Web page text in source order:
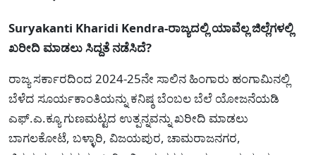
Suryakanti Kharidi Kendra-ರಾಜ್ಯದಲ್ಲಿ ಯಾವೆಲ್ಲ ಜಿಲ್ಲೆಗಳಲ್ಲಿ
ಖರೀದಿ ಮಾಡಲು ಸಿದ್ದತೆ ನಡೆಸಿದೆ?
ರಾಜ್ಯ ಸರ್ಕಾರದಿಂದ 2024-25ನೇ ಸಾಲಿನ ಹಿಂಗಾರು ಹಂಗಾಮಿನಲ್ಲಿ
ಬೆಳೆದ ಸೂರ್ಯಕಾಂತಿಯನ್ನು ಕನಿಷ್ಠ ಬೆಂಬಲ ಬೆಲೆ ಯೋಜನೆಯಡಿ
ಎಫ್.ಎ.ಕ್ಯೂ ಗುಣಮಟ್ಟದ ಉತ್ಪನ್ನವನ್ನು ಖರೀದಿ ಮಾಡಲು
ಬಾಗಲಕೋಟೆ, ಬಳ್ಳಾರಿ, ವಿಜಯಪುರ, ಚಾಮರಾಜನಗರ,